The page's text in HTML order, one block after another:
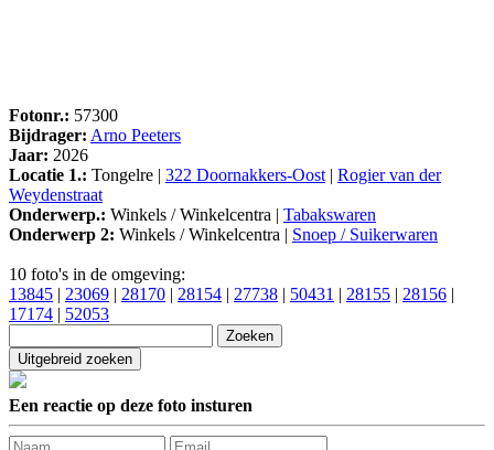
Fotonr.: 57300
Bijdrager: Arno Peeters
Jaar: 2026
Locatie 1.: Tongelre | 322 Doornakkers-Oost | Rogier van der
Weydenstraat
Onderwerp.: Winkels / Winkelcentra | Tabakswaren
Onderwerp 2: Winkels / Winkelcentra | Snoep / Suikerwaren
10 foto's in de omgeving:
13845 | 23069 | 28170 | 28154 | 27738 | 50431 | 28155 | 28156 |
17174 | 52053
Een reactie op deze foto insturen